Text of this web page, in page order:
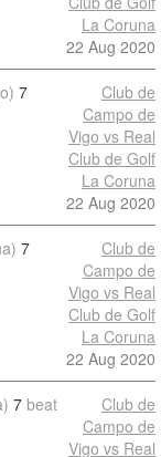
La Coruna
22 Aug 2020
7
Club de
Campo de
Vigo vs Real
Club de Golf
La Coruna
22 Aug 2020
7
Club de
Campo de
Vigo vs Real
Club de Golf
La Coruna
22 Aug 2020
7 beat
Club de
Campo de
Vigo vs Real